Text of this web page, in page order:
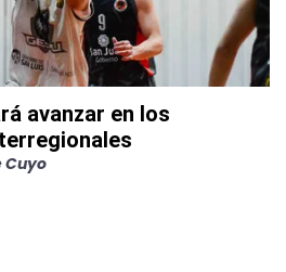
avanzar en los
Cuyo